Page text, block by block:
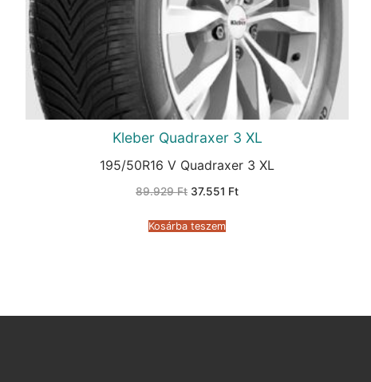
Kleber Quadraxer 3 XL
195/50R16 V Quadraxer 3 XL
89.929Ft Original
89.929 Ft.
37.551 FtCurrent
Kosárba teszem